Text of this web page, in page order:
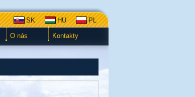
SK HU PL
O nás Kontakty